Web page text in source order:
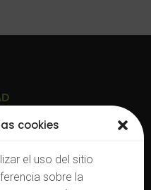
cookies
el uso del sitio
sobre la